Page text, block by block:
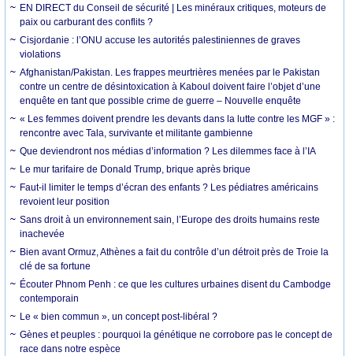
EN DIRECT du Conseil de sécurité | Les minéraux critiques, moteurs de
paix ou carburant des conflits ?
Cisjordanie : l’ONU accuse les autorités palestiniennes de graves
violations
Afghanistan/Pakistan. Les frappes meurtrières menées par le Pakistan
contre un centre de désintoxication à Kaboul doivent faire l’objet d’une
enquête en tant que possible crime de guerre – Nouvelle enquête
« Les femmes doivent prendre les devants dans la lutte contre les MGF » :
rencontre avec Tala, survivante et militante gambienne
Que deviendront nos médias d’information ? Les dilemmes face à l’IA
Le mur tarifaire de Donald Trump, brique après brique
Faut-il limiter le temps d’écran des enfants ? Les pédiatres américains
revoient leur position
Sans droit à un environnement sain, l’Europe des droits humains reste
inachevée
Bien avant Ormuz, Athènes a fait du contrôle d’un détroit près de Troie la
clé de sa fortune
Écouter Phnom Penh : ce que les cultures urbaines disent du Cambodge
contemporain
Le « bien commun », un concept post-libéral ?
Gènes et peuples : pourquoi la génétique ne corrobore pas le concept de
race dans notre espèce